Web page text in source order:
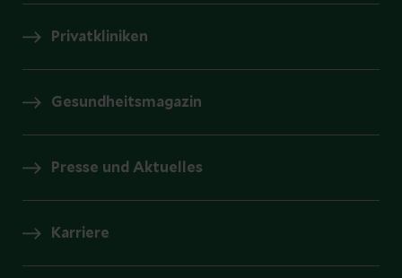
Privatkliniken
Gesundheitsmagazin
Presse und Aktuelles
Karriere